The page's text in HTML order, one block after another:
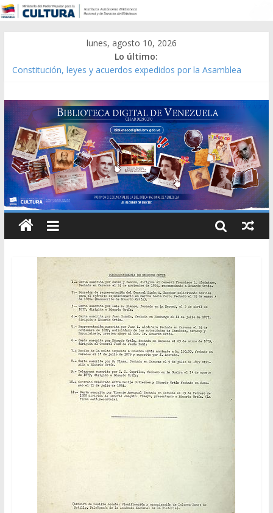
lunes, agosto 10, 2026
Lo último:
Constitución, leyes y acuerdos expedidos por la Asamblea
Modesta Bor Sánchez [material gráfico]
Gaceta Oficial de la República de Venezuela año CXXXIII Mes V,
Caracas 09 de marzo de 2006 N° 38.394
Catálogo temático de obras de Modesta Bor